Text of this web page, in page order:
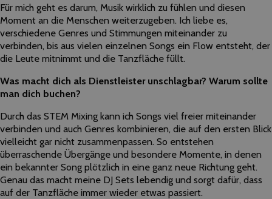
Für mich geht es darum, Musik wirklich zu fühlen und diesen
Moment an die Menschen weiterzugeben. Ich liebe es,
verschiedene Genres und Stimmungen miteinander zu
verbinden, bis aus vielen einzelnen Songs ein Flow entsteht, der
die Leute mitnimmt und die Tanzfläche füllt.
Was macht dich als Dienstleister unschlagbar? Warum sollte
man dich buchen?
Durch das STEM Mixing kann ich Songs viel freier miteinander
verbinden und auch Genres kombinieren, die auf den ersten Blick
vielleicht gar nicht zusammenpassen. So entstehen
überraschende Übergänge und besondere Momente, in denen
ein bekannter Song plötzlich in eine ganz neue Richtung geht.
Genau das macht meine DJ Sets lebendig und sorgt dafür, dass
auf der Tanzfläche immer wieder etwas passiert.